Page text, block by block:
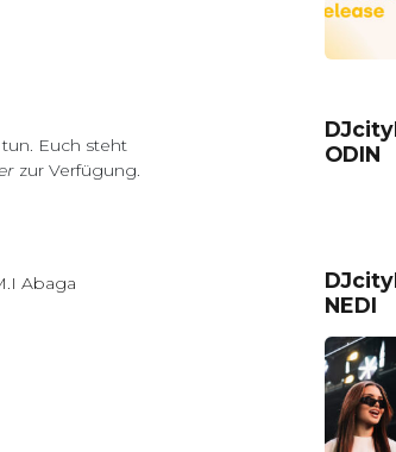
Euch steht
zur Verfügung.
Abaga
ODIN
NEDI